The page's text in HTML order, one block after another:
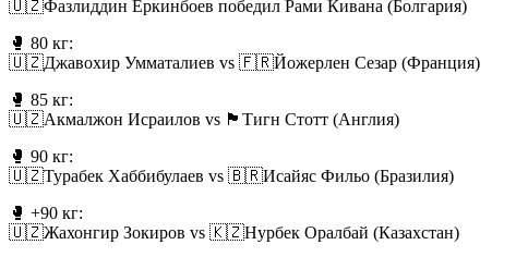
🇺🇿Фазлиддин Еркинбоев победил Рами Кивана (Болгария)
🥊 80 кг:
🇺🇿Джавохир Умматалиев vs 🇫🇷Йожерлен Сезар (Франция)
🥊 85 кг:
🇺🇿Акмалжон Исраилов vs 🏴󠁧󠁢󠁥󠁮󠁧󠁿Тигн Стотт (Англия)
🥊 90 кг:
🇺🇿Турабек Хаббибулаев vs 🇧🇷Исайяс Фильо (Бразилия)
🥊 +90 кг:
🇺🇿Жахонгир Зокиров vs 🇰🇿Нурбек Оралбай (Казахстан)